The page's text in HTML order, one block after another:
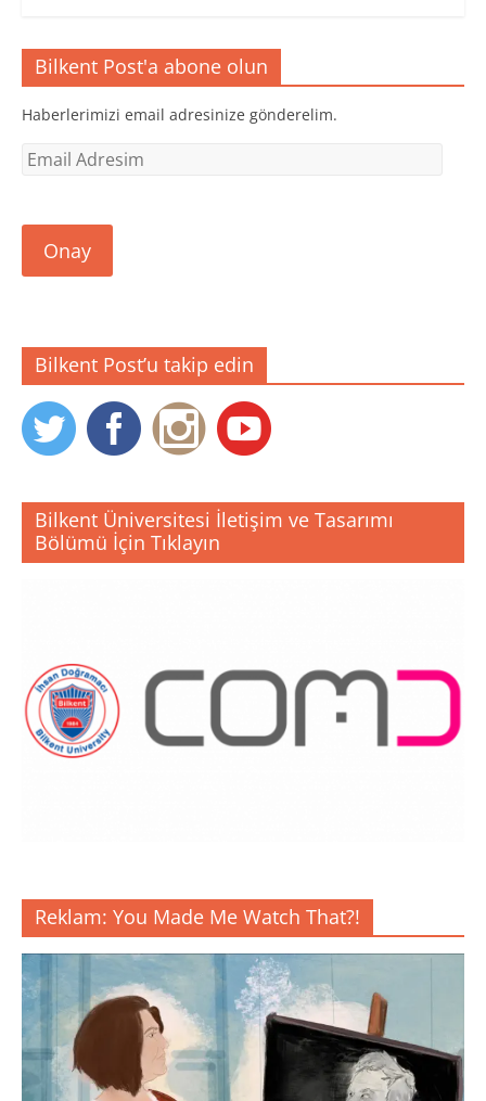
Bilkent Post'a abone olun
Haberlerimizi email adresinize gönderelim.
Email
Onay
Bilkent Post’u takip edin
Bilkent Üniversitesi İletişim ve Tasarımı
Bölümü İçin Tıklayın
Reklam: You Made Me Watch That?!